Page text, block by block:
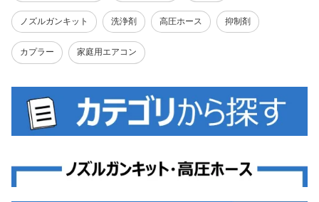
ノズルガンキット 洗浄剤 高圧ホース 抑制剤
カプラー 家庭用エアコン